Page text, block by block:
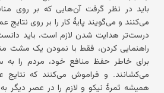
باید در نظر گرفت آن‌هایی که بر روی
می‌کنند و می‌گویند پایهٔ کار را بر روی نتایج
درست‌تر هدایت شدن لازم است، باید
راهنمایی کردن، فقط با نمودن یک مشت
برای خاطر حفظ منافع خود، مردم را
می‌کشانند. و فراموش می‌کنند که
همیشه ثمرهٔ نیکو و لازم را در عصر دیگر